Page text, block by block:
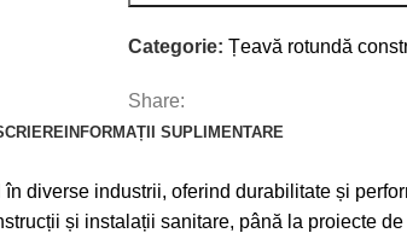
Categorie: Țeavă rotundă
Share:
INFORMAȚII SUPLIMENTARE
diverse industrii, oferind durabilitate și
și instalații sanitare, până la proiecte